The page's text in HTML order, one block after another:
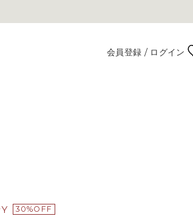
会員登録 / ログイン
30%OFF